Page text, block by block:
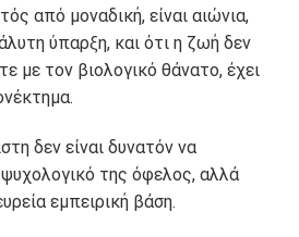
από μοναδική, είναι αιώνια,
ύπαρξη, και ότι η ζωή δεν
με τον βιολογικό θάνατο, έχει
δεν είναι δυνατόν να
της όφελος, αλλά
εμπειρική βάση.